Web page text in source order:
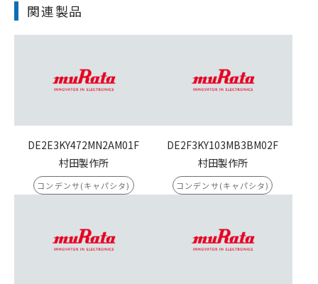
関連製品
DE2E3KY472MN2AM01F
村田製作所
コンデンサ(キャパシタ)
DE2F3KY103MB3BM02F
村田製作所
コンデンサ(キャパシタ)